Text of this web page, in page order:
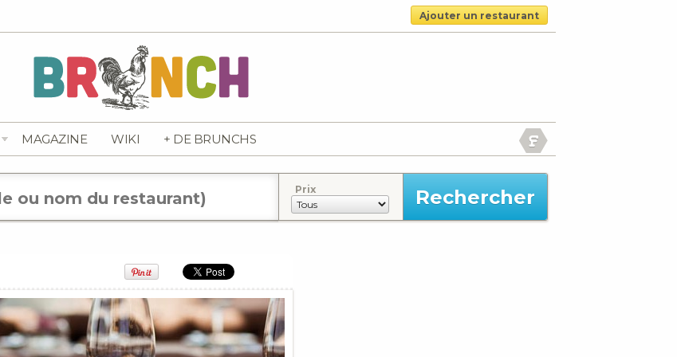
Ajouter un restaurant
MAGAZINE WIKI + DE BRUNCHS
Prix